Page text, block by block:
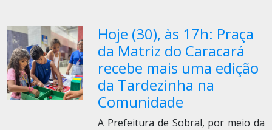
Hoje (30), às 17h: Praça
da Matriz do Caracará
recebe mais uma edição
da Tardezinha na
Comunidade
A Prefeitura de Sobral, por meio da